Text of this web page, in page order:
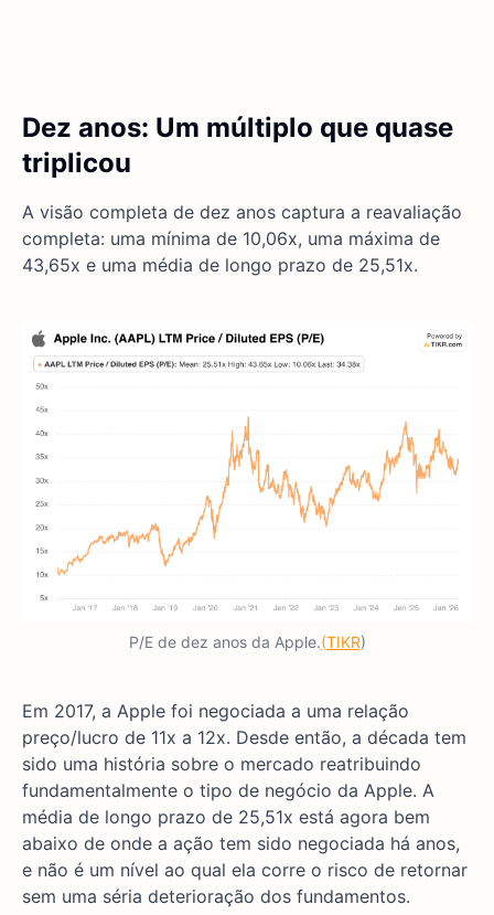
Dez anos: Um múltiplo que quase
triplicou
A visão completa de dez anos captura a reavaliação
completa: uma mínima de 10,06x, uma máxima de
43,65x e uma média de longo prazo de 25,51x.
P/E de dez anos da Apple.(TIKR)
Em 2017, a Apple foi negociada a uma relação
preço/lucro de 11x a 12x. Desde então, a década tem
sido uma história sobre o mercado reatribuindo
fundamentalmente o tipo de negócio da Apple. A
média de longo prazo de 25,51x está agora bem
abaixo de onde a ação tem sido negociada há anos,
e não é um nível ao qual ela corre o risco de retornar
sem uma séria deterioração dos fundamentos.